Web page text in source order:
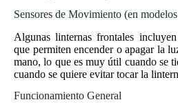
Sensores de Movimiento (en
Algunas linternas frontales incluyen
que permiten encender o apagar la
mano, lo que es muy útil cuando se
cuando se quiere evitar tocar la
Funcionamiento General